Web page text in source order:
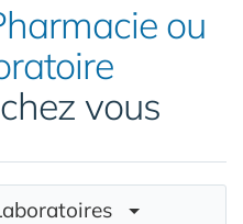
ou
vous